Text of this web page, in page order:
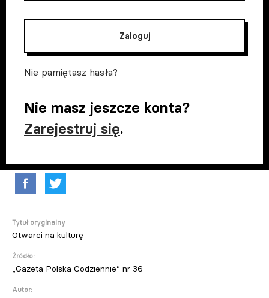
Zaloguj
Nie pamiętasz hasła?
Nie masz jeszcze konta?
Zarejestruj się.
Tytuł oryginalny
Otwarci na kulturę
Źródło:
„Gazeta Polska Codziennie” nr 36
Autor: